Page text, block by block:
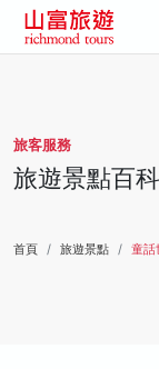
旅客服務
旅遊景點百科
首頁 旅遊景點 童話